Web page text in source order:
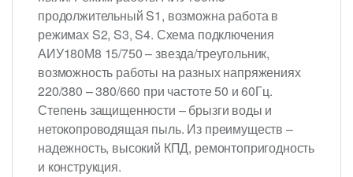
продолжительный S1, возможна работа в
режимах S2, S3, S4. Схема подключения
АИУ180М8 15/750 – звезда/треугольник,
возможность работы на разных напряжениях
220/380 – 380/660 при частоте 50 и 60Гц.
Степень защищенности – брызги воды и
нетокопроводящая пыль. Из преимуществ –
надежность, высокий КПД, ремонтопригодность
и конструкция.